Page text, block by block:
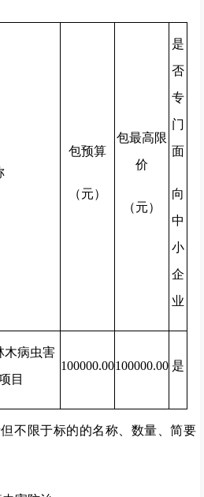
包预算
（元）
包最高限
价
（元）
是
否
专
门
面
向
中
小
企
业
木病虫害
目
100000.00100000.00 是
不限于标的的名称、数量、简要